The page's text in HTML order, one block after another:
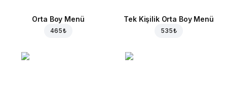
Orta Boy Menü
465 ₺
Tek Kişilik Orta Boy Menü
535 ₺